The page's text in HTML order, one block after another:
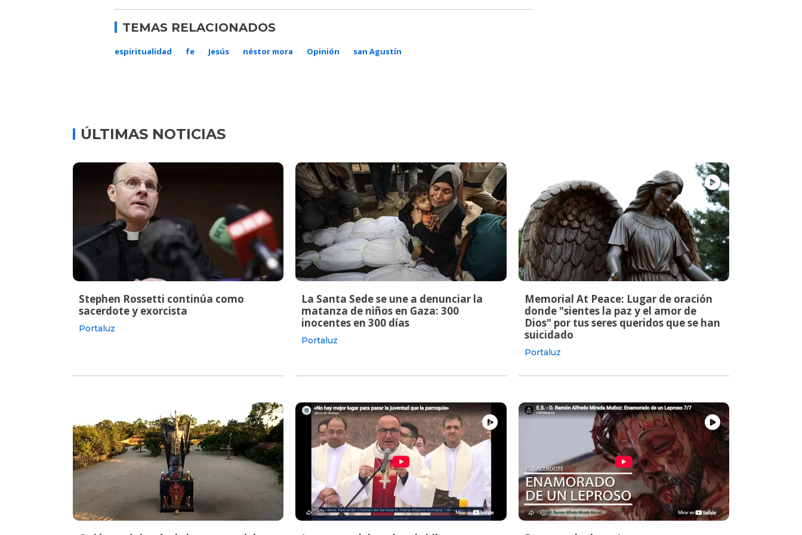
TEMAS RELACIONADOS
espiritualidad fe Jesús néstor mora Opinión san Agustín
ÚLTIMAS NOTICIAS
Stephen Rossetti continúa como
sacerdote y exorcista
Portaluz
La Santa Sede se une a denunciar la
matanza de niños en Gaza: 300
inocentes en 300 días
Portaluz
Memorial At Peace: Lugar de oración
donde "sientes la paz y el amor de
Dios" por tus seres queridos que se han
suicidado
Portaluz